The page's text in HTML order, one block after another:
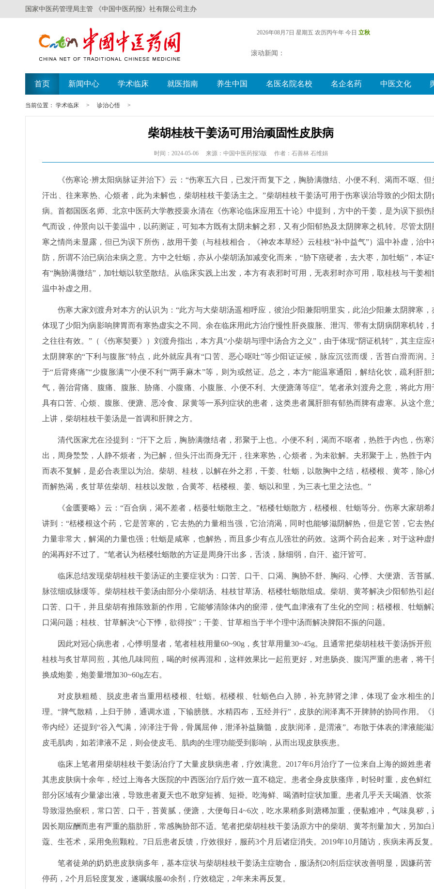
国家中医药管理局主管 《中国中医药报》社有限公司主办
2026年08月7日 星期五 农历丙午年 今日 立秋
滚动新闻：
首页 新闻中心 学术临床 就医指南 养生中国 名医名院名校 名企名药 中医文化
当前位置： 学术临床 > 诊治心悟 >
柴胡桂枝干姜汤可用治顽固性皮肤病
时间：2024-05-06 来源：中国中医药报5版 作者：石善林 石维娟
《伤寒论·辨太阳病脉证并治下》云：“伤寒五六日，已发汗而复下之，胸胁满微结、小便不利、渴而不呕、但
汗出、往来寒热、心烦者，此为未解也，柴胡桂枝干姜汤主之。”柴胡桂枝干姜汤可用于伤寒误治导致的少阳太阴
病。首都国医名师、北京中医药大学教授裴永清在《伤寒论临床应用五十论》中提到，方中的干姜，是为误下损伤
气而设，仲景向以干姜温中，以药测证，可知本方既有太阴未解之邪，又有少阳郁热及太阴脾寒之机转。尽管太阴
寒之情尚未显露，但已为误下所伤，故用干姜（与桂枝相合，《神农本草经》云桂枝“补中益气”）温中补虚，治中
防，所谓不治已病治未病之意。方中之牡蛎，亦从小柴胡汤加减变化而来，“胁下痞硬者，去大枣，加牡蛎”，本证
有“胸胁满微结”，加牡蛎以软坚散结。从临床实践上出发，本方有表邪时可用，无表邪时亦可用，取桂枝与干姜相
温中补虚之用。
伤寒大家刘渡舟对本方的认识为：“此方与大柴胡汤遥相呼应，彼治少阳兼阳明里实，此治少阳兼太阴脾寒，
体现了少阳为病影响脾胃而有寒热虚实之不同。余在临床用此方治疗慢性肝炎腹胀、泄泻、带有太阴病阴寒机转，
之往往有效。”（《伤寒契要》）刘渡舟指出，本方具“小柴胡与理中汤合方之义”，由于体现“阴证机转”，其主症应
太阴脾寒的“下利与腹胀”特点，此外就应具有“口苦、恶心呕吐”等少阳证证候，脉应沉弦而缓，舌苔白滑而润。
于“后背疼痛”“少腹胀满”“小便不利”“两手麻木”等，则为或然证。总之，本方“能温寒通阳，解结化饮，疏利肝胆
气，善治背痛、腹痛、腹胀、胁痛、小腹痛、小腹胀、小便不利、大便溏薄等症”。笔者承刘渡舟之意，将此方用
具有口苦、心烦、腹胀、便溏、恶冷食、尿黄等一系列症状的患者，这类患者属肝胆有郁热而脾有虚寒。从这个意
上讲，柴胡桂枝干姜汤是一首调和肝脾之方。
清代医家尤在泾提到：“汗下之后，胸胁满微结者，邪聚于上也。小便不利，渴而不呕者，热胜于内也，伤寒
出，周身漐漐，人静不烦者，为已解，但头汗出而身无汗，往来寒热，心烦者，为未欲解。夫邪聚于上，热胜于内
而表不复解，是必合表里以为治。柴胡、桂枝，以解在外之邪，干姜、牡蛎，以散胸中之结，栝楼根、黄芩，除心
而解热渴，炙甘草佐柴胡、桂枝以发散，合黄芩、栝楼根、姜、蛎以和里，为三表七里之法也。”
《金匮要略》云：“百合病，渴不差者，栝蒌牡蛎散主之。”栝楼牡蛎散方，栝楼根、牡蛎等分。伤寒大家胡希
讲到：“栝楼根这个药，它是苦寒的，它去热的力量相当强，它治消渴，同时也能够滋阴解热，但是它苦，它去热
力量非常大，解渴的力量也强；牡蛎是咸寒，也解热，而且多少有点儿强壮的药效。这两个药合起来，对于这种虚
的渴再好不过了。”笔者认为栝楼牡蛎散的方证是周身汗出多，舌淡，脉细弱，自汗、盗汗皆可。
临床总结发现柴胡桂枝干姜汤证的主要症状为：口苦、口干、口渴、胸胁不舒、胸闷、心悸、大便溏、舌苔腻
脉弦细或脉缓等。柴胡桂枝干姜汤由部分小柴胡汤、桂枝甘草汤、栝楼牡蛎散组成。柴胡、黄芩解决少阳郁热引起
口苦、口干，并且柴胡有推陈致新的作用，它能够清除体内的瘀滞，使气血津液有了生化的空间；栝楼根、牡蛎解
口渴问题；桂枝、甘草解决“心下悸，欲得按”；干姜、甘草相当于半个理中汤而解决脾阳不振的问题。
因此对冠心病患者，心悸明显者，笔者桂枝用量60~90g，炙甘草用量30~45g。且通常把柴胡桂枝干姜汤拆开煎
桂枝与炙甘草同煎，其他几味同煎，喝的时候再混和，这样效果比一起煎更好，对患肠炎、腹泻严重的患者，将干
换成炮姜，炮姜量增加30~60g左右。
对皮肤粗糙、脱皮患者当重用栝楼根、牡蛎。栝楼根、牡蛎色白入肺，补充肺肾之津，体现了金水相生的
理。“脾气散精，上归于肺，通调水道，下输膀胱。水精四布，五经并行”，皮肤的润泽离不开脾肺的协同作用。《
帝内经》还提到“谷入气满，淖泽注于骨，骨属屈伸，泄泽补益脑髓，皮肤润泽，是渭液”。布散于体表的津液能滋
皮毛肌肉，如若津液不足，则会使皮毛、肌肉的生理功能受到影响，从而出现皮肤疾患。
临床上笔者用柴胡桂枝干姜汤治疗了大量皮肤病患者，疗效满意。2017年6月治疗了一位来自上海的姬姓患者
其患皮肤病十余年，经过上海各大医院的中西医治疗后疗效一直不稳定。患者全身皮肤瘙痒，时轻时重，皮色鲜红
部分区域有少量渗出液，导致患者夏天也不敢穿短裤、短褂。吃海鲜、喝酒时症状加重。患者几乎天天喝酒、饮茶
导致湿热瘀积，常口苦、口干，苔黄腻，便溏，大便每日4~6次，吃水果稍多则溏稀加重，便黏难冲，气味臭秽，
因长期应酬而患有严重的脂肪肝，常感胸胁部不适。笔者把柴胡桂枝干姜汤原方中的柴胡、黄芩剂量加大，另加白
蔻、生苍术，采用免煎颗粒。7日后患者反馈，疗效很好，服药3个月后诸症消失。2019年10月随访，疾病未再反复。
笔者徒弟的奶奶患皮肤病多年，基本症状与柴胡桂枝干姜汤主症吻合，服汤剂20剂后症状改善明显，因嫌药苦
停药，2个月后轻度复发，遂嘱续服40余剂，疗效稳定，2年来未再反复。